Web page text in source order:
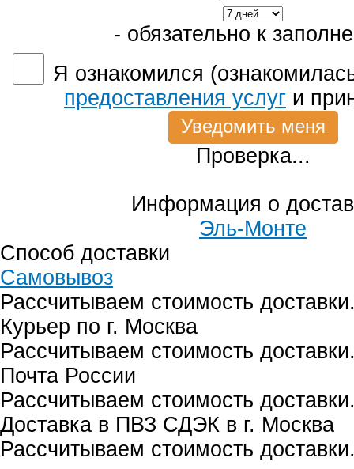
- обязательно к
Я ознакомился
предоставления услуг и
Проверка...
Информация о
Эль-Монте
Способ доставки
Самовывоз
Рассчитываем стоимость
Курьер по г. Москва
Рассчитываем стоимость
Почта России
Рассчитываем стоимость
Доставка в ПВЗ СДЭК в г. Москва
Рассчитываем стоимость